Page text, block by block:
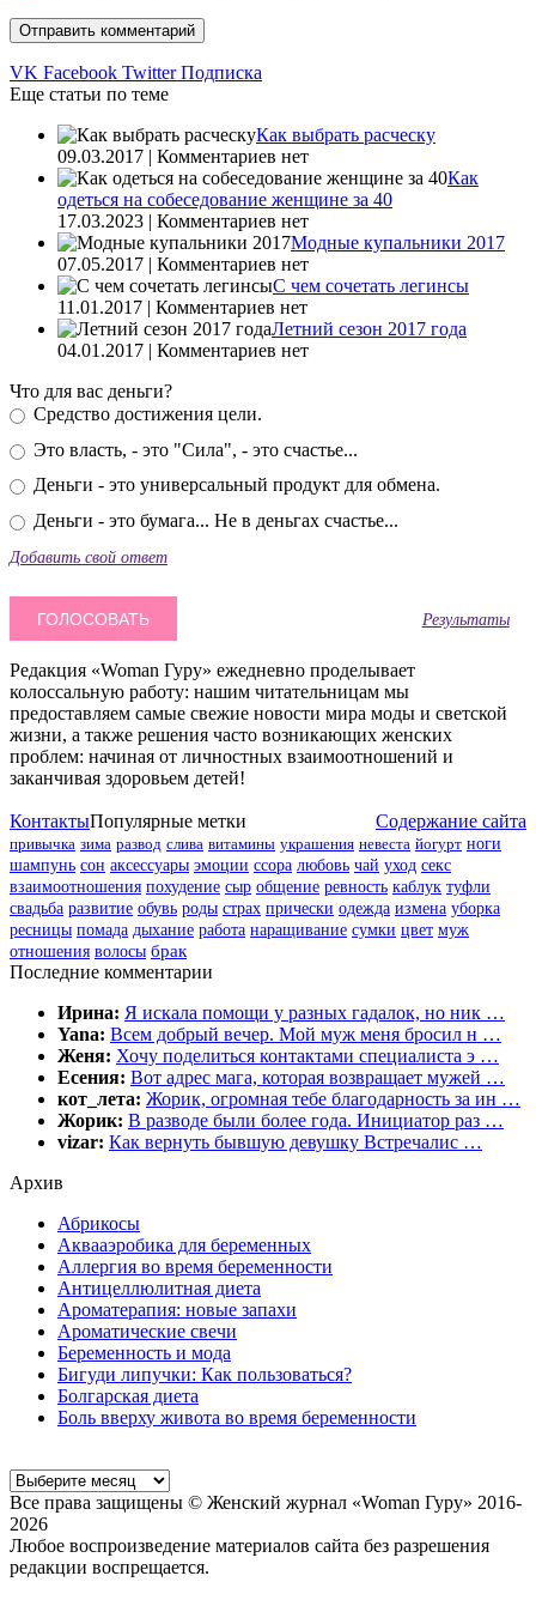
VK Facebook Twitter Подписка
Еще статьи по теме
Как выбрать расческу
09.03.2017 | Комментариев нет
Как
одеться на собеседование женщине за 40
17.03.2023 | Комментариев нет
Модные купальники 2017
07.05.2017 | Комментариев нет
С чем сочетать легинсы
11.01.2017 | Комментариев нет
Летний сезон 2017 года
04.01.2017 | Комментариев нет
Что для вас деньги?
Средство достижения цели.
Это власть, - это "Сила", - это счастье...
Деньги - это универсальный продукт для обмена.
Деньги - это бумага... Не в деньгах счастье...
Добавить свой ответ
Результаты
Редакция «Woman Гуру» ежедневно проделывает
колоссальную работу: нашим читательницам мы
предоставляем самые свежие новости мира моды и светской
жизни, а также решения часто возникающих женских
проблем: начиная от личностных взаимоотношений и
заканчивая здоровьем детей!
Контакты Содержание сайта
Популярные метки
привычка зима развод слива витамины украшения невеста йогурт ноги
шампунь сон аксессуары эмоции ссора любовь чай уход секс
взаимоотношения похудение сыр общение ревность каблук туфли
свадьба развитие обувь роды страх прически одежда измена уборка
ресницы помада дыхание работа наращивание сумки цвет муж
отношения волосы брак
Последние комментарии
Ирина: Я искала помощи у разных гадалок, но ник …
Yana: Всем добрый вечер. Мой муж меня бросил н …
Женя: Хочу поделиться контактами специалиста э …
Есения: Вот адрес мага, которая возвращает мужей …
кот_лета: Жорик, огромная тебе благодарность за ин …
Жорик: В разводе были более года. Инициатор раз …
vizar: Как вернуть бывшую девушку Встречалис …
Архив
Абрикосы
Аквааэробика для беременных
Аллергия во время беременности
Антицеллюлитная диета
Ароматерапия: новые запахи
Ароматические свечи
Беременность и мода
Бигуди липучки: Как пользоваться?
Болгарская диета
Боль вверху живота во время беременности
Все права защищены © Женский журнал «Woman Гуру» 2016-
2026
Любое воспроизведение материалов сайта без разрешения
редакции воспрещается.